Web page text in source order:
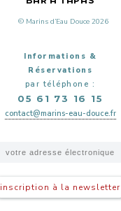
© Marins d’Eau Douce 2026
Informations &
Réservations
par téléphone :
05 61 73 16 15
contact@marins-eau-douce.fr
inscription à la newsletter